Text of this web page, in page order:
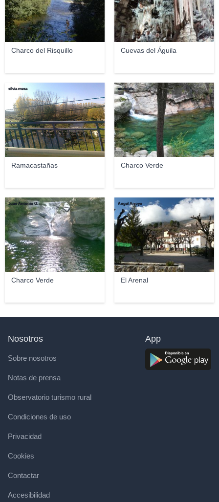
Charco del Risquillo Cuevas del Águila
Ramacastañas
silvia mesa
Charco Verde
mundele.
Charco Verde
Juan Antonio G.
El Arenal
Ángel Arroyo
Nosotros
Sobre nosotros
Notas de prensa
Observatorio turismo rural
Condiciones de uso
Privacidad
Cookies
Contactar
Accesibilidad
App